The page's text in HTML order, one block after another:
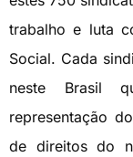
trabalho e luta
Social. Cada
neste Brasil
representação
de direitos do